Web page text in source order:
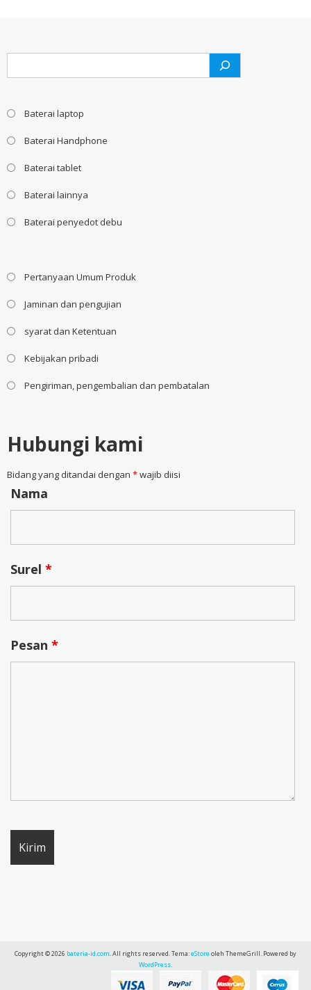
Baterai laptop
Baterai Handphone
Baterai tablet
Baterai lainnya
Baterai penyedot debu
Pertanyaan Umum Produk
Jaminan dan pengujian
syarat dan Ketentuan
Kebijakan pribadi
Pengiriman, pengembalian dan pembatalan
Hubungi kami
Bidang yang ditandai dengan *wajib diisi
Nama
Surel *
Pesan *
Copyright © 2026 bateria-id.com. All rights reserved. Tema:eStore oleh ThemeGrill. Powered by
WordPress.